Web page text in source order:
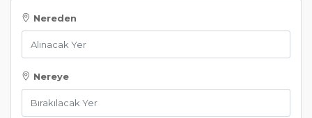
Nereden
Nereye